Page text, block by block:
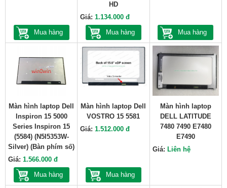
Mua hàng
HD
Giá:1.134.000 đ
Mua hàng
Mua hàng
Màn hình laptop Dell
Inspiron 15 5000
Series Inspiron 15
(5584) (N5I5353W-
Silver) (Bàn phím số)
Giá: 1.566.000 đ
Mua hàng
Màn hình laptop Dell
VOSTRO 15 5581
Giá:1.512.000 đ
Mua hàng
Màn hình laptop
DELL LATITUDE
7480 7490 E7480
E7490
Giá: Liên hệ